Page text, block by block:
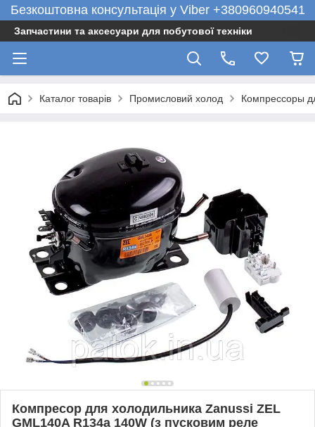
Безкоштовна консультація у Viber +380960940541
Запчастини та аксесуари для побутової техніки
Каталог товарів Промисловий холод Компрессоры
Компресор для холодильника Zanussi ZEL
GML140A R134a 140W (з пусковим реле